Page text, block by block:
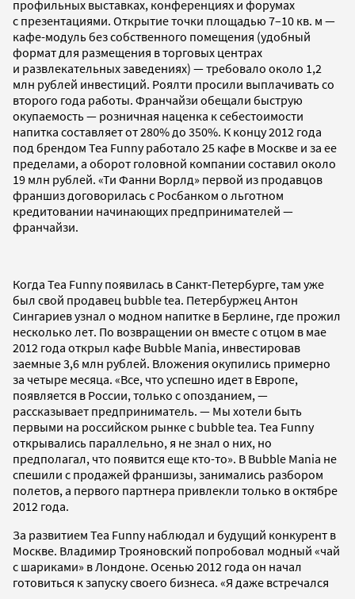
профильных выставках, конференциях и форумах
с презентациями. Открытие точки площадью 7–10 кв. м —
кафе-модуль без собственного помещения (удобный
формат для размещения в торговых центрах
и развлекательных заведениях) — требовало около 1,2
млн рублей инвестиций. Роялти просили выплачивать со
второго года работы. Франчайзи обещали быструю
окупаемость — розничная наценка к себестоимости
напитка составляет от 280% до 350%. К концу 2012 года
под брендом Tea Funny работало 25 кафе в Москве и за ее
пределами, а оборот головной компании составил около
19 млн рублей. «Ти Фанни Ворлд» первой из продавцов
франшиз договорилась с Росбанком о льготном
кредитовании начинающих предпринимателей —
франчайзи.
Когда Tea Funny появилась в Санкт-Петербурге, там уже
был свой продавец bubble tea. Петербуржец Антон
Сингариев узнал о модном напитке в Берлине, где прожил
несколько лет. По возвращении он вместе с отцом в мае
2012 года открыл кафе Bubble Mania, инвестировав
заемные 3,6 млн рублей. Вложения окупились примерно
за четыре месяца. «Все, что успешно идет в Европе,
появляется в России, только с опозданием, —
рассказывает предприниматель. — Мы хотели быть
первыми на российском рынке с bubble tea. Tea Funny
открывались параллельно, я не знал о них, но
предполагал, что появится еще кто-то». В Bubble Mania не
спешили с продажей франшизы, занимались разбором
полетов, а первого партнера привлекли только в октябре
2012 года.
За развитием Tea Funny наблюдал и будущий конкурент в
Москве. Владимир Трояновский попробовал модный «чай
с шариками» в Лондоне. Осенью 2012 года он начал
готовиться к запуску своего бизнеса. «Я даже встречался